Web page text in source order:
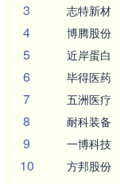
3 志特新材
4 博腾股份
5 近岸蛋白
6 毕得医药
7 五洲医疗
8 耐科装备
9 一博科技
10 方邦股份